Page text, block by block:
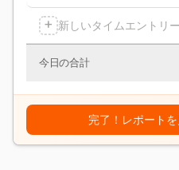
+ 新しいタイムエントリー
今日の合計
完了！レポート